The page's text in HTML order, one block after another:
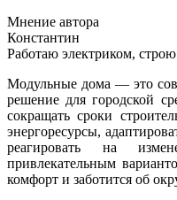
Мнение автора
Константин
Работаю электриком,
Модульные дома — это
решение для городской
сокращать сроки
энергоресурсы,
реагировать на
привлекательным
комфорт и заботится об